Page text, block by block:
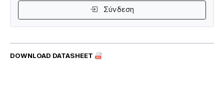
DOWNLOAD DATASHEET
Σύνδεση